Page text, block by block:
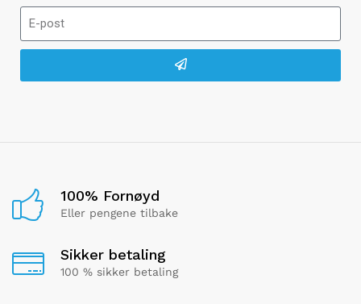
100% Fornøyd
Eller pengene tilbake
Sikker betaling
100 % sikker betaling